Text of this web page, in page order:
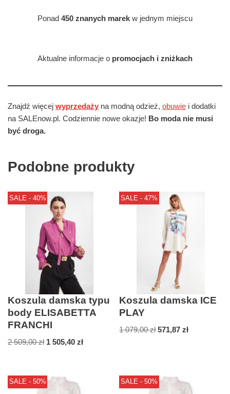
Ponad 450 znanych marek w jednym miejscu
Aktualne informacje o promocjach i zniżkach
Znajdź więcej wyprzedaży na modną odzież, obuwie i dodatki
na SALEnow.pl. Codziennie nowe okazje! Bo moda nie musi
być droga.
Podobne produkty
SALE - 40%
Koszula damska typu
body ELISABETTA
FRANCHI
2 509,00zł 1 505,40 zł
SALE - 47%
Koszula damska ICE
PLAY
1 079,00zł 571,87zł
SALE - 50% SALE - 50%